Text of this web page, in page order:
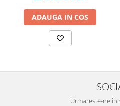
ADAUGA IN COS
Urmareste-ne in